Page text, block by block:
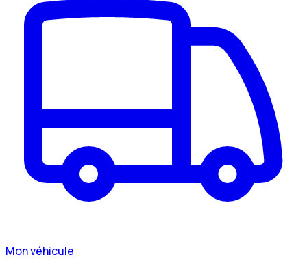
Mon véhicule